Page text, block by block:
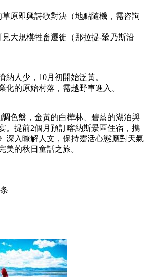
原即興詩歌對決（地點隨機，需咨詢
大規模牲畜遷徙（那拉提-鞏乃斯沿
納人少，10月初開始泛黃。
化的原始村落，需越野車進入。
色盤，金黃的白樺林、碧藍的湖泊與
。提前2個月預訂喀納斯景區住宿，攜
深入瞭解人文，保持靈活心態應對天氣
美的秋日童話之旅。